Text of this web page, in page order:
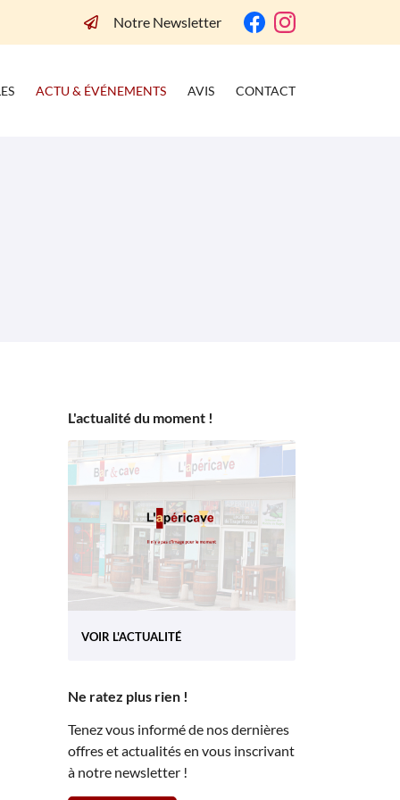
Notre Newsletter
ACTU & ÉVÉNEMENTS AVIS CONTACT
L'actualité du moment !
VOIR L'ACTUALITÉ
Ne ratez plus rien !
Tenez vous informé de nos dernières
offres et actualités en vous inscrivant
à notre newsletter !